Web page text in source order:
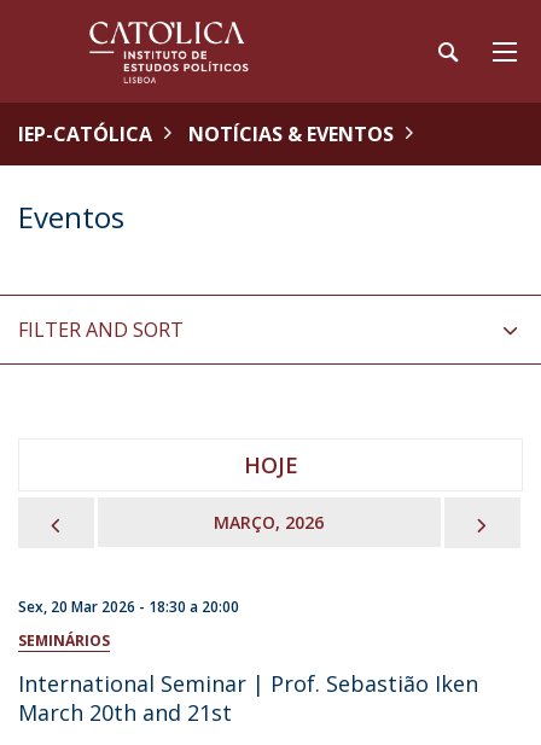
IEP-CATÓLICA NOTÍCIAS & EVENTOS
Eventos
FILTER AND SORT
HOJE
MARÇO, 2026
Sex, 20 Mar 2026 - 18:30 a 20:00
SEMINÁRIOS
International Seminar | Prof. Sebastião Iken
March 20th and 21st